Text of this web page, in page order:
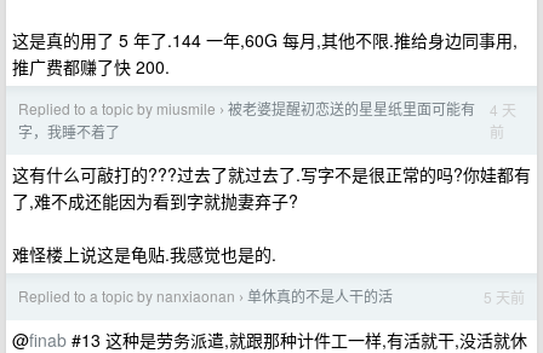
这是真的用了 5 年了.144 一年,60G 每月,其他不限.推给身边同事用,
推广费都赚了快 200.
Replied to a topic by miusmile › 被老婆提醒初恋送的星星纸里面可能有
字，我睡不着了
4 天
前
这有什么可敲打的???过去了就过去了.写字不是很正常的吗?你娃都有
了,难不成还能因为看到字就抛妻弃子?
难怪楼上说这是龟贴.我感觉也是的.
Replied to a topic by nanxiaonan › 单休真的不是人干的活 5 天前
@finab #13 这种是劳务派遣,就跟那种计件工一样,有活就干,没活就休